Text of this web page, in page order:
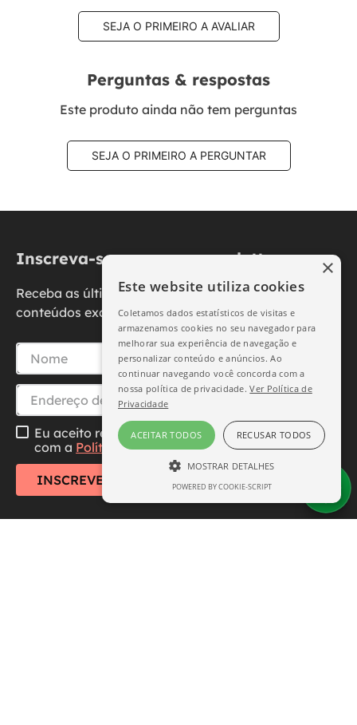
SEJA O PRIMEIRO A AVALIAR
Perguntas & respostas
Este produto ainda não tem perguntas
SEJA O PRIMEIRO A PERGUNTAR
Inscreva-se na nossa newsletter
Receba as últimas novidades, promoções e
conteúdos exclusivos diretamente no seu e-mail.
Eu aceito receber essa newsletter, li e concordo
com a Política de Privacidade
INSCREVER-SE
Este website utiliza cookies
Coletamos dados estatísticos de visitas e
armazenamos cookies no seu navegador para
melhorar sua experiência de navegação e
personalizar conteúdo e anúncios. Ao
continuar navegando você concorda com a
nossa política de privacidade.Ver Política de
Privacidade
ACEITAR TODOS RECUSAR TODOS
MOSTRAR DETALHES
ESTRITAMENTE NECESSÁRIO
POWERED BY COOKIE-SCRIPT
×